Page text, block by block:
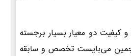
کیفیت دو معیار بسیار برجسته
می‌بایست تخصص و سابقه